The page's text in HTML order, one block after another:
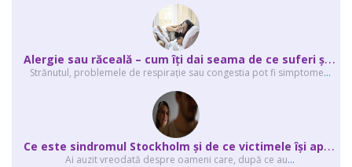
A
lergie sau răceală – cum îţi dai seama de ce suferi și de ce conteaz...
Strănutul, problemele de respirație sau congestia pot fi simptome...
C
e este sindromul Stockholm și de ce victimele își apără agresorii.
Ai auzit vreodată despre oameni care, după ce au...